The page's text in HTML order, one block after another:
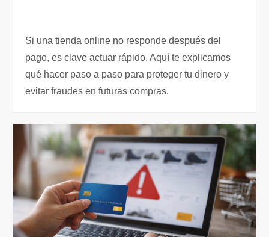
Si una tienda online no responde después del
pago, es clave actuar rápido. Aquí te explicamos
qué hacer paso a paso para proteger tu dinero y
evitar fraudes en futuras compras.